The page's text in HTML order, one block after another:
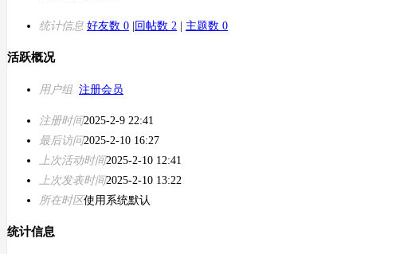
统计信息 好友数 0 回帖数 2 主题数 0
活跃概况
用户组 注册会员
注册时间2025-2-9 22:41
最后访问2025-2-10 16:27
上次活动时间2025-2-10 12:41
上次发表时间2025-2-10 13:22
所在时区使用系统默认
统计信息